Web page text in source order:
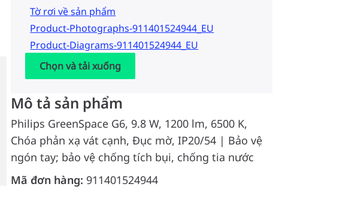
Tờ rơi về sản phẩm
Product-Photographs-911401524944_EU
Product-Diagrams-911401524944_EU
Chọn và tải xuống
Mô tả sản phẩm
Philips GreenSpace G6, 9.8 W, 1200 lm, 6500 K,
Chóa phản xạ vát cạnh, Đục mờ, IP20/54 | Bảo vệ
ngón tay; bảo vệ chống tích bụi, chống tia nước
Mã đơn hàng: 911401524944